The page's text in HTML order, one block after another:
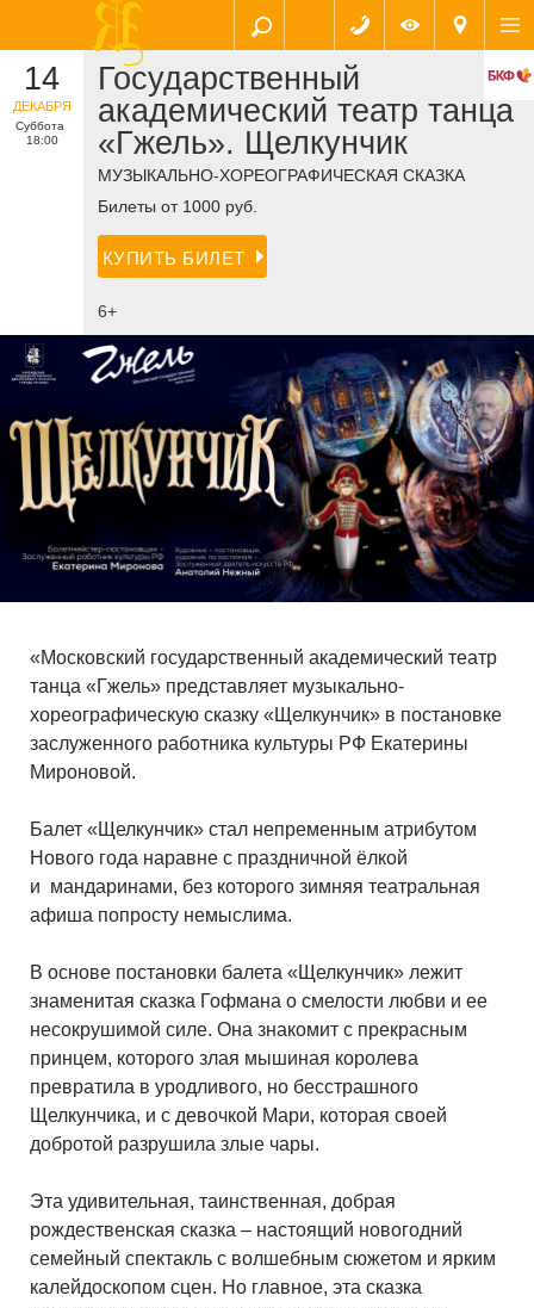
14
ДЕКАБРЯ
Суббота
18:00
Государственный
академический театр танца
«Гжель». Щелкунчик
МУЗЫКАЛЬНО-ХОРЕОГРАФИЧЕСКАЯ СКАЗКА
Билеты от 1000 руб.
КУПИТЬ БИЛЕТ
6+
«Московский государственный академический театр
танца «Гжель» представляет музыкально-
хореографическую сказку «Щелкунчик» в постановке
заслуженного работника культуры РФ Екатерины
Мироновой.
Балет «Щелкунчик» стал непременным атрибутом
Нового года наравне с праздничной ёлкой
и мандаринами, без которого зимняя театральная
афиша попросту немыслима.
В основе постановки балета «Щелкунчик» лежит
знаменитая сказка Гофмана о смелости любви и ее
несокрушимой силе. Она знакомит с прекрасным
принцем, которого злая мышиная королева
превратила в уродливого, но бесстрашного
Щелкунчика, и с девочкой Мари, которая своей
добротой разрушила злые чары.
Эта удивительная, таинственная, добрая
рождественская сказка – настоящий новогодний
семейный спектакль с волшебным сюжетом и ярким
калейдоскопом сцен. Но главное, эта сказка